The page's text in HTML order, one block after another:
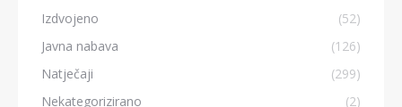
Izdvojeno
(52)
Javna nabava
(126)
Natječaji
(299)
Nekategorizirano
(2)